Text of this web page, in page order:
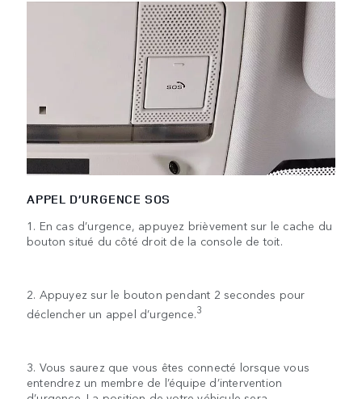
APPEL D’URGENCE SOS
1. En cas d’urgence, appuyez brièvement sur le cache du
bouton situé du côté droit de la console de toit.
2. Appuyez sur le bouton pendant 2 secondes pour
déclencher un appel d’urgence.3
3. Vous saurez que vous êtes connecté lorsque vous
entendrez un membre de l’équipe d’intervention